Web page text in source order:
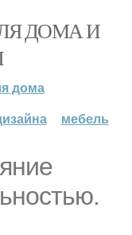
ДОМА И
дома
мебель